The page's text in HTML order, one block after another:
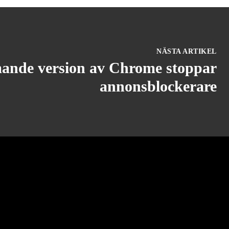
NÄSTA ARTIKEL
version av Chrome stoppar
annonsblockerare